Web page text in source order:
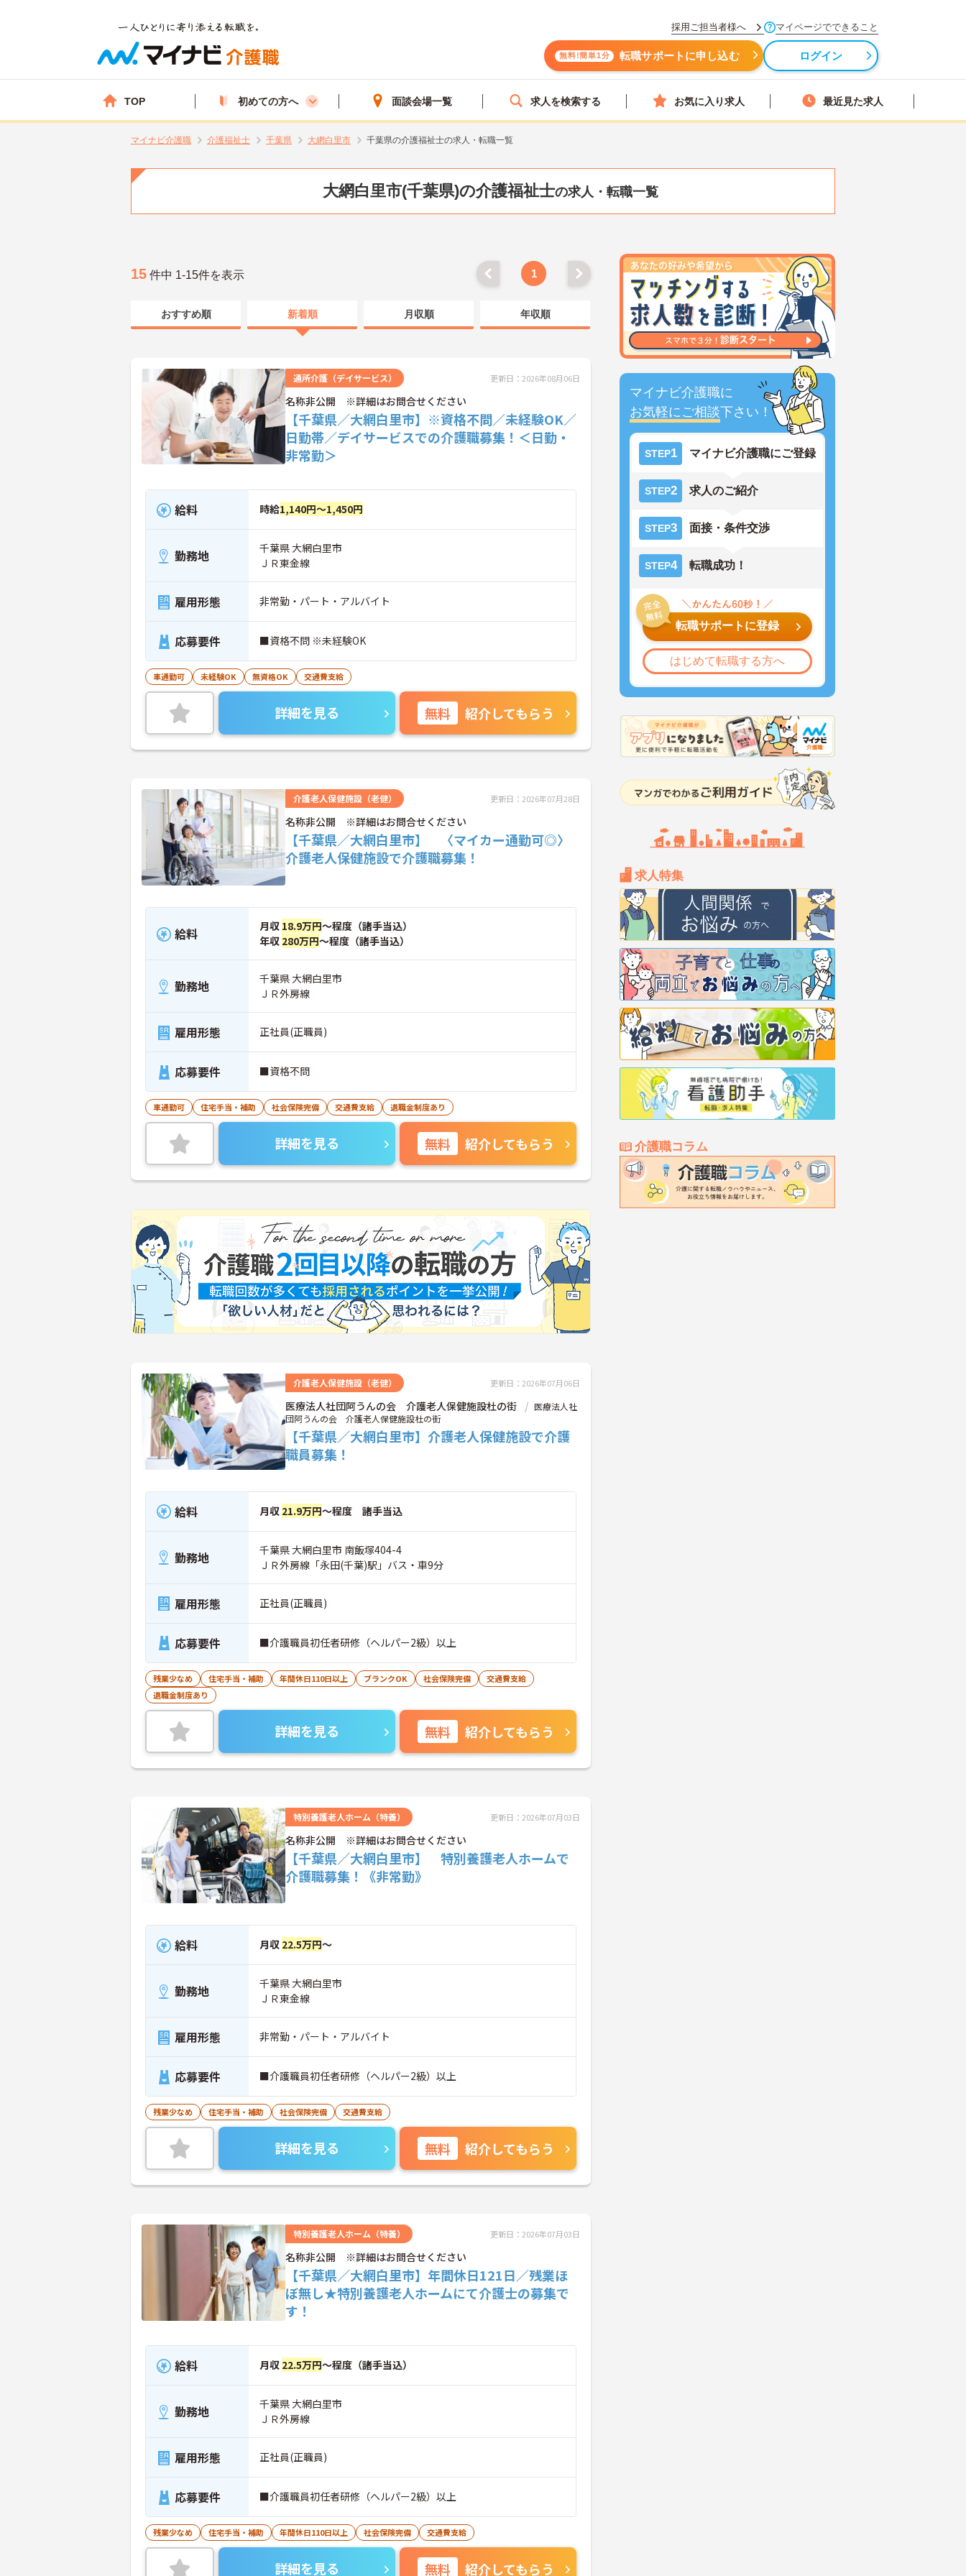
採用ご担当者様へ マイページでできること
無料!簡単1分 転職サポートに申し込む ログイン
TOP 初めての方へ 面談会場一覧 求人を検索する お気に入り求人 最近見た求人
マイナビ介護職 介護福祉士 千葉県 大網白里市 千葉県の介護福祉士の求人・転職一覧
大網白里市(千葉県)の介護福祉士の求人・転職一覧
マイナビ介護職に
お気軽にご相談下さい！
STEP1 マイナビ介護職にご登録
STEP2 求人のご紹介
STEP3 面接・条件交渉
STEP4 転職成功！
転職サポートに登録
はじめて転職する方へ
求人特集
介護職コラム
15 件中 1-15件を表示 1
おすすめ順 新着順 月収順 年収順
通所介護（デイサービス） 更新日：2026年08月06日
名称非公開 ※詳細はお問合せください
【千葉県／大網白里市】※資格不問／未経験OK／
日勤帯／デイサービスでの介護職募集！＜日勤・
非常勤＞
給料 時給1,140円～1,450円
勤務地
千葉県 大網白里市
ＪＲ東金線
雇用形態 非常勤・パート・アルバイト
応募要件 ■資格不問 ※未経験OK
車通勤可 未経験OK 無資格OK 交通費支給
詳細を見る 無料 紹介してもらう
介護老人保健施設（老健） 更新日：2026年07月28日
名称非公開 ※詳細はお問合せください
【千葉県／大網白里市】 〈マイカー通勤可◎〉
介護老人保健施設で介護職募集！
給料 月収 18.9万円～程度（諸手当込）
年収 280万円～程度（諸手当込）
勤務地
千葉県 大網白里市
ＪＲ外房線
雇用形態 正社員(正職員)
応募要件 ■資格不問
車通勤可 住宅手当・補助 社会保険完備 交通費支給 退職金制度あり
詳細を見る 無料 紹介してもらう
介護老人保健施設（老健） 更新日：2026年07月06日
医療法人社団阿うんの会 介護老人保健施設杜の街
医療法人社
団阿うんの会 介護老人保健施設杜の街
【千葉県／大網白里市】介護老人保健施設で介護
職員募集！
給料 月収 21.9万円～程度 諸手当込
勤務地
千葉県 大網白里市 南飯塚404-4
ＪＲ外房線「永田(千葉)駅」バス・車9分
雇用形態 正社員(正職員)
応募要件 ■介護職員初任者研修（ヘルパー2級）以上
残業少なめ 住宅手当・補助 年間休日110日以上 ブランクOK 社会保険完備
交通費支給
退職金制度あり
詳細を見る 無料 紹介してもらう
特別養護老人ホーム（特養） 更新日：2026年07月03日
名称非公開 ※詳細はお問合せください
【千葉県／大網白里市】 特別養護老人ホームで
介護職募集！《非常勤》
給料 月収 22.5万円～
勤務地
千葉県 大網白里市
ＪＲ東金線
雇用形態 非常勤・パート・アルバイト
応募要件 ■介護職員初任者研修（ヘルパー2級）以上
残業少なめ 住宅手当・補助 社会保険完備 交通費支給
詳細を見る 無料 紹介してもらう
特別養護老人ホーム（特養） 更新日：2026年07月03日
名称非公開 ※詳細はお問合せください
【千葉県／大網白里市】年間休日121日／残業ほ
ぼ無し★特別養護老人ホームにて介護士の募集で
す！
給料 月収 22.5万円～程度（諸手当込）
勤務地
千葉県 大網白里市
ＪＲ外房線
雇用形態 正社員(正職員)
応募要件 ■介護職員初任者研修（ヘルパー2級）以上
残業少なめ 住宅手当・補助 年間休日110日以上 社会保険完備 交通費支給
詳細を見る 無料 紹介してもらう